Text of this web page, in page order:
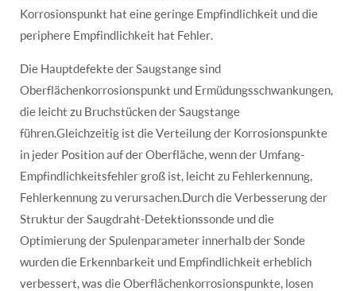
Korrosionspunkt hat eine geringe Empfindlichkeit und die
periphere Empfindlichkeit hat Fehler.
Die Hauptdefekte der Saugstange sind
Oberflächenkorrosionspunkt und Ermüdungsschwankungen,
die leicht zu Bruchstücken der Saugstange
führen.Gleichzeitig ist die Verteilung der Korrosionspunkte
in jeder Position auf der Oberfläche, wenn der Umfang-
Empfindlichkeitsfehler groß ist, leicht zu Fehlerkennung,
Fehlerkennung zu verursachen.Durch die Verbesserung der
Struktur der Saugdraht-Detektionssonde und die
Optimierung der Spulenparameter innerhalb der Sonde
wurden die Erkennbarkeit und Empfindlichkeit erheblich
verbessert, was die Oberflächenkorrosionspunkte, losen